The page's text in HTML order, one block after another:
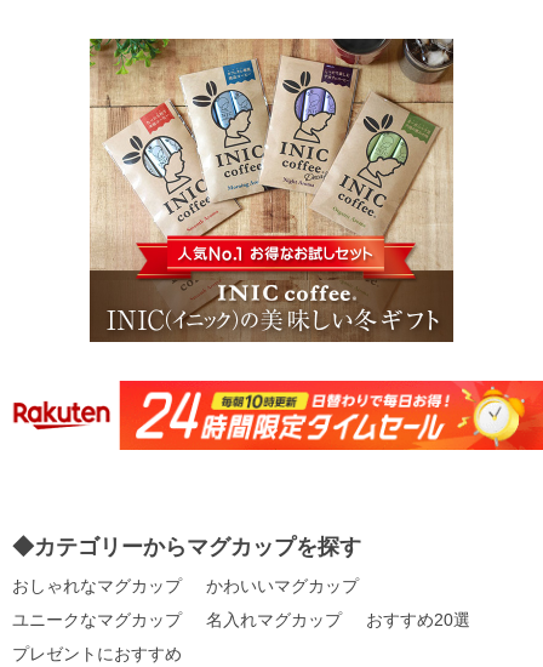
◆カテゴリーからマグカップを探す
おしゃれなマグカップ
かわいいマグカップ
ユニークなマグカップ
名入れマグカップ
おすすめ20選
プレゼントにおすすめ